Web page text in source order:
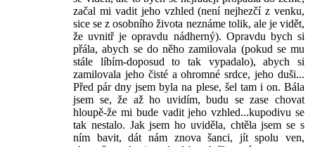
začal mi vadit jeho vzhled (není nejhezčí z venku,
sice se z osobního života neznáme tolik, ale je vidět,
že uvnitř je opravdu nádherný). Opravdu bych si
přála, abych se do něho zamilovala (pokud se mu
stále líbím-doposud to tak vypadalo), abych si
zamilovala jeho čisté a ohromné srdce, jeho duši...
Před pár dny jsem byla na plese, šel tam i on. Bála
jsem se, že až ho uvidím, budu se zase chovat
hloupě-že mi bude vadit jeho vzhled...kupodivu se
tak nestalo. Jak jsem ho uviděla, chtěla jsem se s
ním bavit, dát nám znova šanci, jít spolu ven,